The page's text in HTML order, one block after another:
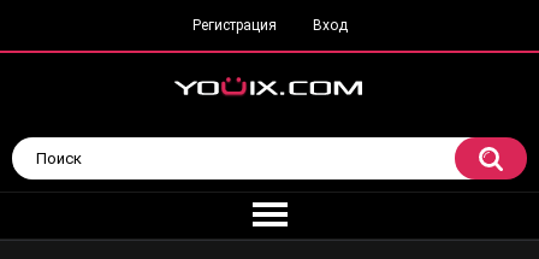
Регистрация Вход